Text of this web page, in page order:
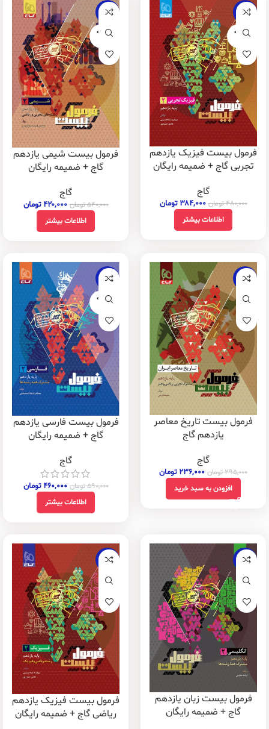
-20%
فروخته
فرمول بیست فیزیک یازدهم
تجربی گاج + ضمیمه رایگان
گاج
۴۸۰,۰۰۰تومان ۳۸۴,۰۰۰ تومان
اطلاعات بیشتر
-22%
فروخته
فرمول بیست شیمی یازدهم
گاج + ضمیمه رایگان
گاج
۵۴۰,۰۰۰تومان ۴۲۰,۰۰۰ تومان
اطلاعات بیشتر
-20%
فرمول بیست تاریخ معاصر
یازدهم گاج
گاج
۲۹۵,۰۰۰تومان ۲۳۶,۰۰۰ تومان
افزودن به سبد خرید
-22%
فروخته
فرمول بیست فارسی یازدهم
گاج + ضمیمه رایگان
گاج
۵۹۰,۰۰۰تومان ۴۶۰,۰۰۰ تومان
اطلاعات بیشتر
-20%
فرمول بیست زبان یازدهم
گاج + ضمیمه رایگان
-20%
فرمول بیست فیزیک یازدهم
ریاضی گاج + ضمیمه رایگان